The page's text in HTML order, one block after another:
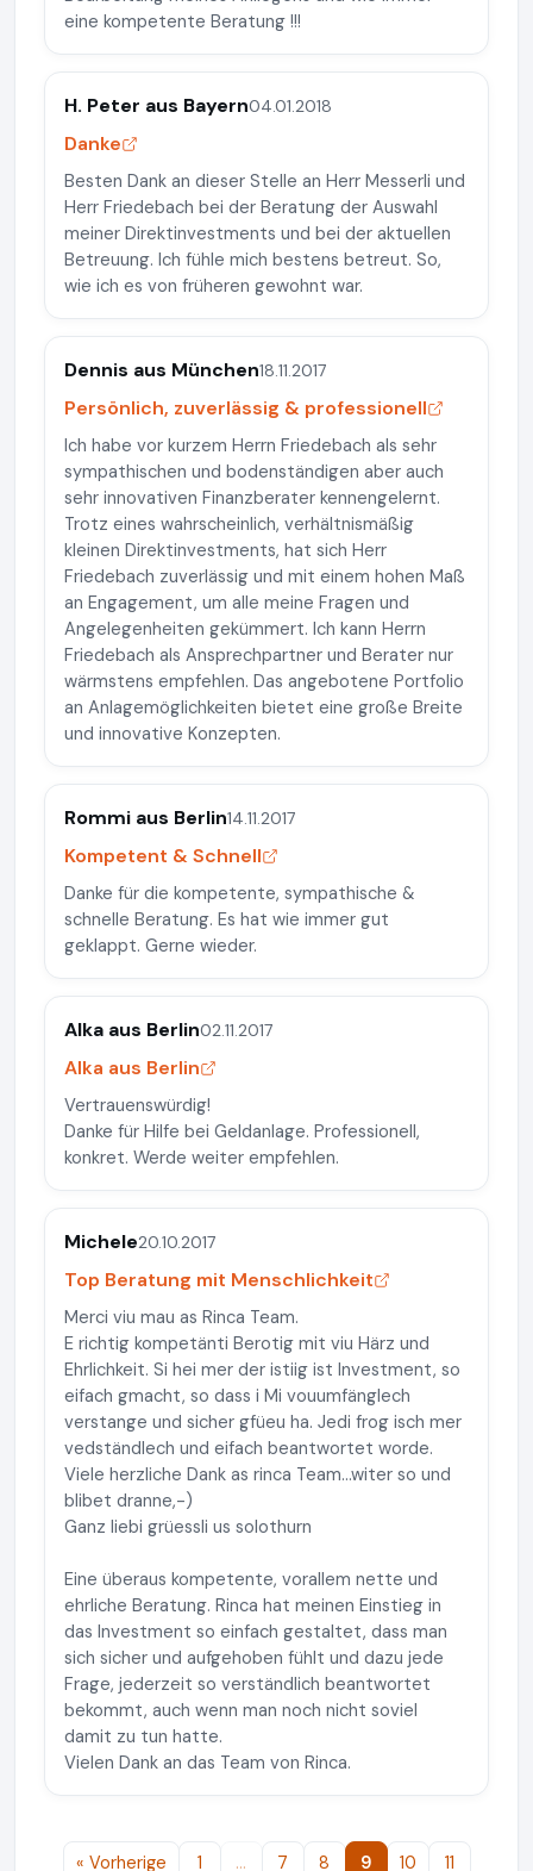
eine kompetente Beratung !!!
H. Peter aus Bayern04.01.2018
Danke
Besten Dank an dieser Stelle an Herr Messerli und
Herr Friedebach bei der Beratung der Auswahl
meiner Direktinvestments und bei der aktuellen
Betreuung. Ich fühle mich bestens betreut. So,
wie ich es von früheren gewohnt war.
Dennis aus München18.11.2017
Persönlich, zuverlässig & professionell
Ich habe vor kurzem Herrn Friedebach als sehr
sympathischen und bodenständigen aber auch
sehr innovativen Finanzberater kennengelernt.
Trotz eines wahrscheinlich, verhältnismäßig
kleinen Direktinvestments, hat sich Herr
Friedebach zuverlässig und mit einem hohen Maß
an Engagement, um alle meine Fragen und
Angelegenheiten gekümmert. Ich kann Herrn
Friedebach als Ansprechpartner und Berater nur
wärmstens empfehlen. Das angebotene Portfolio
an Anlagemöglichkeiten bietet eine große Breite
und innovative Konzepten.
Rommi aus Berlin14.11.2017
Kompetent & Schnell
Danke für die kompetente, sympathische &
schnelle Beratung. Es hat wie immer gut
geklappt. Gerne wieder.
Alka aus Berlin02.11.2017
Alka aus Berlin
Vertrauenswürdig!
Danke für Hilfe bei Geldanlage. Professionell,
konkret. Werde weiter empfehlen.
Michele20.10.2017
Top Beratung mit Menschlichkeit
Merci viu mau as Rinca Team.
E richtig kompetänti Berotig mit viu Härz und
Ehrlichkeit. Si hei mer der istiig ist Investment, so
eifach gmacht, so dass i Mi vouumfänglech
verstange und sicher gfüeu ha. Jedi frog isch mer
vedständlech und eifach beantwortet worde.
Viele herzliche Dank as rinca Team...witer so und
blibet dranne,-)
Ganz liebi grüessli us solothurn
Eine überaus kompetente, vorallem nette und
ehrliche Beratung. Rinca hat meinen Einstieg in
das Investment so einfach gestaltet, dass man
sich sicher und aufgehoben fühlt und dazu jede
Frage, jederzeit so verständlich beantwortet
bekommt, auch wenn man noch nicht soviel
damit zu tun hatte.
Vielen Dank an das Team von Rinca.
« Vorherige 1 … 7 8 9 10
11